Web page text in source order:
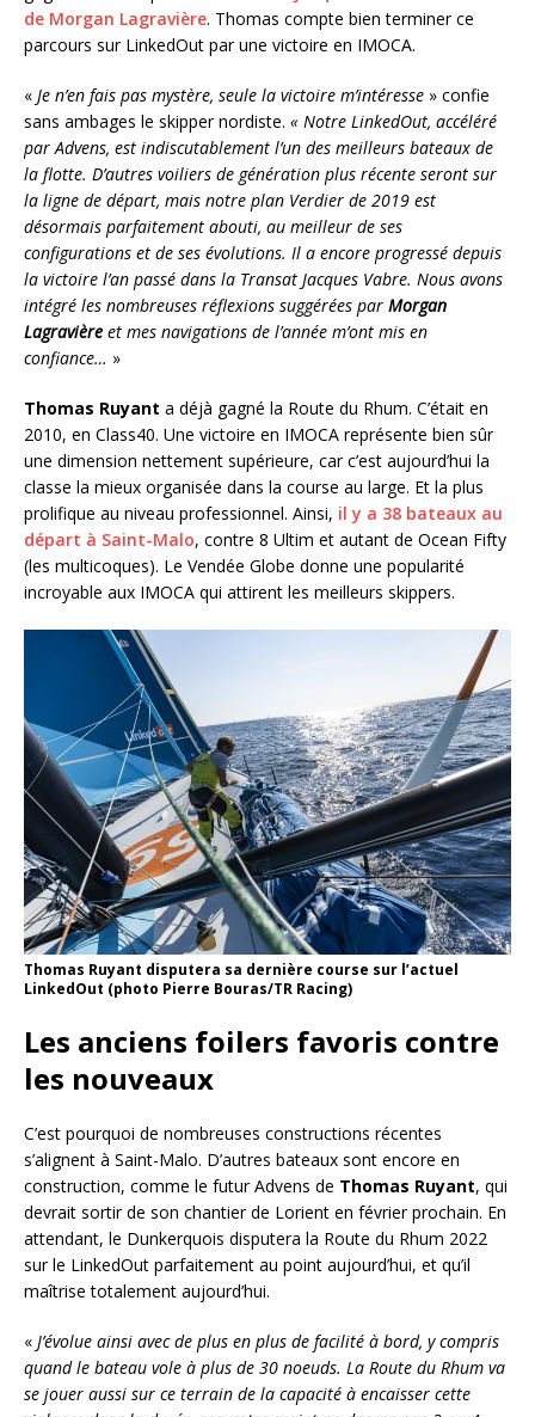
de Morgan Lagravière. Thomas compte bien terminer ce
parcours sur LinkedOut par une victoire en IMOCA.
« Je n’en fais pas mystère, seule la victoire m’intéresse » confie
sans ambages le skipper nordiste. « Notre LinkedOut, accéléré
par Advens, est indiscutablement l’un des meilleurs bateaux de
la flotte. D’autres voiliers de génération plus récente seront sur
la ligne de départ, mais notre plan Verdier de 2019 est
désormais parfaitement abouti, au meilleur de ses
configurations et de ses évolutions. Il a encore progressé depuis
la victoire l’an passé dans la Transat Jacques Vabre. Nous avons
intégré les nombreuses réflexions suggérées par Morgan
Lagravière et mes navigations de l’année m’ont mis en
confiance… »
Thomas Ruyant a déjà gagné la Route du Rhum. C’était en
2010, en Class40. Une victoire en IMOCA représente bien sûr
une dimension nettement supérieure, car c’est aujourd’hui la
classe la mieux organisée dans la course au large. Et la plus
prolifique au niveau professionnel. Ainsi, il y a 38 bateaux au
départ à Saint-Malo, contre 8 Ultim et autant de Ocean Fifty
(les multicoques). Le Vendée Globe donne une popularité
incroyable aux IMOCA qui attirent les meilleurs skippers.
Thomas Ruyant disputera sa dernière course sur l’actuel
LinkedOut (photo Pierre Bouras/TR Racing)
Les anciens foilers favoris contre
les nouveaux
C’est pourquoi de nombreuses constructions récentes
s’alignent à Saint-Malo. D’autres bateaux sont encore en
construction, comme le futur Advens de Thomas Ruyant, qui
devrait sortir de son chantier de Lorient en février prochain. En
attendant, le Dunkerquois disputera la Route du Rhum 2022
sur le LinkedOut parfaitement au point aujourd’hui, et qu’il
maîtrise totalement aujourd’hui.
« J’évolue ainsi avec de plus en plus de facilité à bord, y compris
quand le bateau vole à plus de 30 noeuds. La Route du Rhum va
se jouer aussi sur ce terrain de la capacité à encaisser cette